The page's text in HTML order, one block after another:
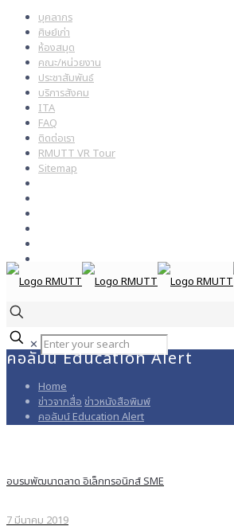
บุคลากร
ศิษย์เก่า
ห้องสมุด
คณะ/หน่วยงาน
ประชาสัมพันธ์
บริการสังคม
ITA
FAQ
ติดต่อเรา
RMUTT VR Tour
Sitemap
✕
คอลัมน์ Education Alert
Home
ข่าวจากสื่อ ข่าวหนังสือพิมพ์
คอลัมน์ Education Alert
อบรมพัฒนาตลาด อิเล็กทรอนิกส์ SME
7 มีนาคม 2019